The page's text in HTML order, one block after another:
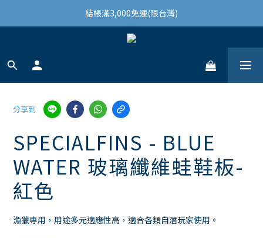
結帳滿3,000免運(限台灣)
結帳滿3,000免運(限台灣)
註冊會員領100購物金
分享到
SPECIALFINS - BLUE
WATER 玻璃纖維蛙鞋板-
紅色
漁獵專用，用途多元適應性高，適合各類自潛玩家使用。